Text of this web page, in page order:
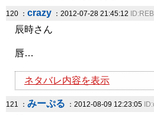
120 ： crazy ：2012-07-28 21:45:12
辰時さん
唇…
ネタバレ内容を表示
121 ： みーぷる ：2012-08-09 12:23:05